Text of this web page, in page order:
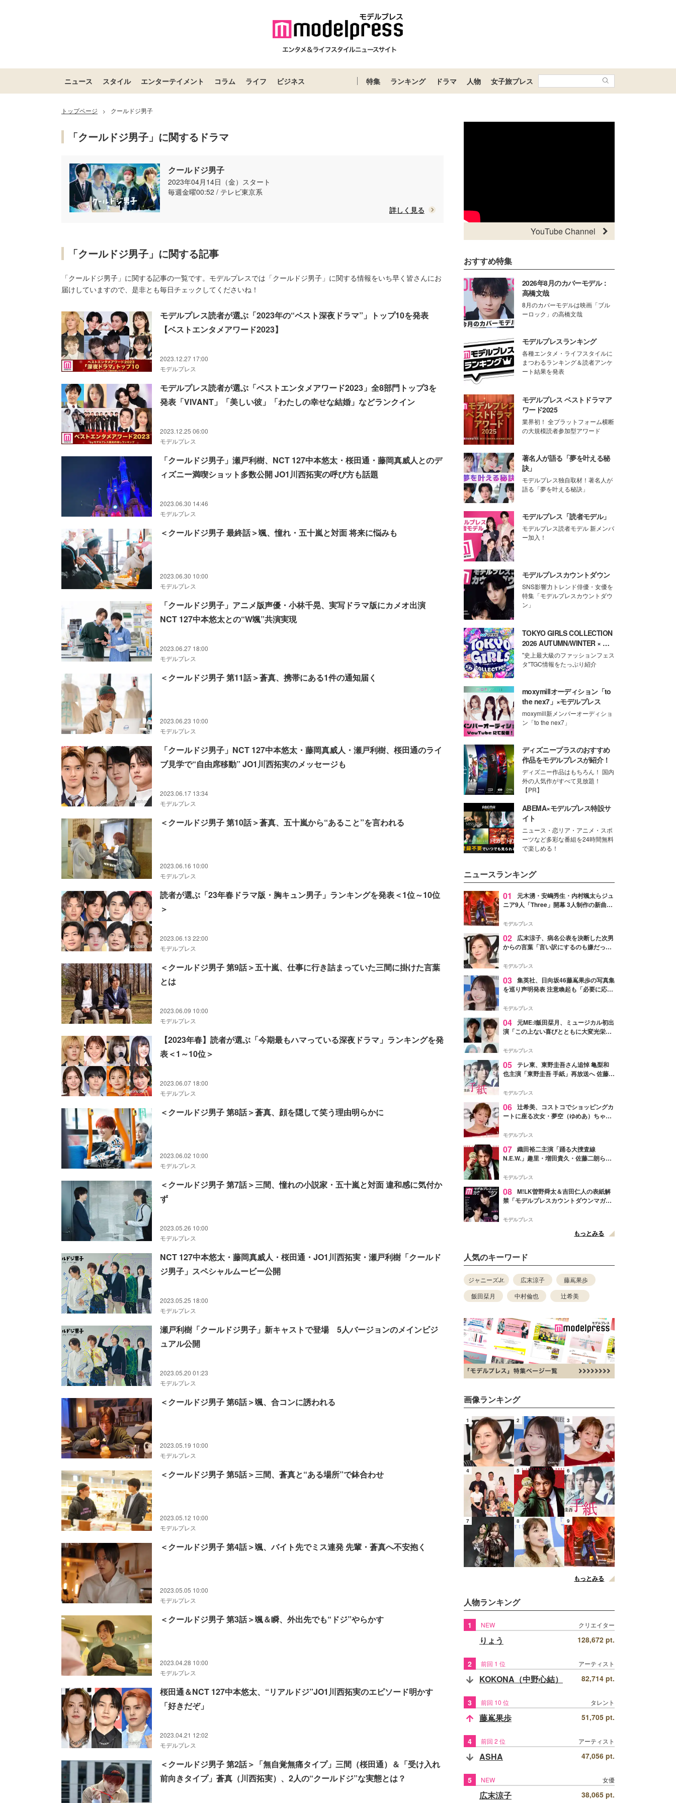
ニュース スタイル エンターテイメント コラム ライフ ビジネス 特集 ランキング ドラマ 人物 女子旅プレス
トップページ > クールドジ男子
「クールドジ男子」に関するドラマ
クールドジ男子
2023年04月14日（金）スタート
毎週金曜00:52 / テレビ東京系
詳しく見る
「クールドジ男子」に関する記事
「クールドジ男子」に関する記事の一覧です。モデルプレスでは「クールドジ男子」に関する情報をいち早く皆さんにお
届けしていますので、是非とも毎日チェックしてくださいね！
モデルプレス読者が選ぶ「2023年の“ベスト深夜ドラマ”」トップ10を発表
【ベストエンタメアワード2023】
2023.12.27 17:00
モデルプレス
モデルプレス読者が選ぶ「ベストエンタメアワード2023」全8部門トップ3を
発表「VIVANT」「美しい彼」「わたしの幸せな結婚」などランクイン
2023.12.25 06:00
モデルプレス
「クールドジ男子」瀬戸利樹、NCT 127中本悠太・桜田通・藤岡真威人とのデ
ィズニー満喫ショット多数公開 JO1川西拓実の呼び方も話題
2023.06.30 14:46
モデルプレス
＜クールドジ男子 最終話＞颯、憧れ・五十嵐と対面 将来に悩みも
2023.06.30 10:00
モデルプレス
「クールドジ男子」アニメ版声優・小林千晃、実写ドラマ版にカメオ出演
NCT 127中本悠太との“W颯”共演実現
2023.06.27 18:00
モデルプレス
＜クールドジ男子 第11話＞蒼真、携帯にある1件の通知届く
2023.06.23 10:00
モデルプレス
「クールドジ男子」NCT 127中本悠太・藤岡真威人・瀬戸利樹、桜田通のライ
ブ見学で“自由席移動” JO1川西拓実のメッセージも
2023.06.17 13:34
モデルプレス
＜クールドジ男子 第10話＞蒼真、五十嵐から“あること”を言われる
2023.06.16 10:00
モデルプレス
読者が選ぶ「23年春ドラマ版・胸キュン男子」ランキングを発表＜1位～10位
＞
2023.06.13 22:00
モデルプレス
＜クールドジ男子 第9話＞五十嵐、仕事に行き詰まっていた三間に掛けた言葉
とは
2023.06.09 10:00
モデルプレス
【2023年春】読者が選ぶ「今期最もハマっている深夜ドラマ」ランキングを発
表＜1～10位＞
2023.06.07 18:00
モデルプレス
＜クールドジ男子 第8話＞蒼真、顔を隠して笑う理由明らかに
2023.06.02 10:00
モデルプレス
＜クールドジ男子 第7話＞三間、憧れの小説家・五十嵐と対面 違和感に気付か
ず
2023.05.26 10:00
モデルプレス
NCT 127中本悠太・藤岡真威人・桜田通・JO1川西拓実・瀬戸利樹「クールド
ジ男子」スペシャルムービー公開
2023.05.25 18:00
モデルプレス
瀬戸利樹「クールドジ男子」新キャストで登場 5人バージョンのメインビジ
ュアル公開
2023.05.20 01:23
モデルプレス
＜クールドジ男子 第6話＞颯、合コンに誘われる
2023.05.19 10:00
モデルプレス
＜クールドジ男子 第5話＞三間、蒼真と“ある場所”で鉢合わせ
2023.05.12 10:00
モデルプレス
＜クールドジ男子 第4話＞颯、バイト先でミス連発 先輩・蒼真へ不安抱く
2023.05.05 10:00
モデルプレス
＜クールドジ男子 第3話＞颯＆瞬、外出先でも“ドジ”やらかす
2023.04.28 10:00
モデルプレス
桜田通＆NCT 127中本悠太、“リアルドジ”JO1川西拓実のエピソード明かす
「好きだぞ」
2023.04.21 12:02
モデルプレス
＜クールドジ男子 第2話＞「無自覚無痛タイプ」三間（桜田通）＆「受け入れ
前向きタイプ」蒼真（川西拓実）、2人の“クールドジ”な実態とは？
YouTube Channel
おすすめ特集
2026年8月のカバーモデル：
高橋文哉
8月のカバーモデルは映画「ブル
ーロック」の高橋文哉
モデルプレスランキング
各種エンタメ・ライフスタイルに
まつわるランキング＆読者アンケ
ート結果を発表
モデルプレス ベストドラマア
ワード2025
業界初！ 全プラットフォーム横断
の大規模読者参加型アワード
著名人が語る「夢を叶える秘
訣」
モデルプレス独自取材！著名人が
語る「夢を叶える秘訣」
モデルプレス「読者モデル」
モデルプレス読者モデル 新メンバ
ー加入！
モデルプレスカウントダウン
SNS影響力トレンド俳優・女優を
特集「モデルプレスカウントダウ
ン」
TOKYO GIRLS COLLECTION
2026 AUTUMN/WINTER × モ
デルプレス
"史上最大級のファッションフェス
タ"TGC情報をたっぷり紹介
moxymillオーディション「to
the nex7」×モデルプレス
moxymill新メンバーオーディショ
ン「to the nex7」
ディズニープラスのおすすめ
作品をモデルプレスが紹介！
ディズニー作品はもちろん！ 国内
外の人気作がすべて見放題！
【PR】
ABEMA×モデルプレス特設サ
イト
ニュース・恋リア・アニメ・スポ
ーツなど多彩な番組を24時間無料
で楽しめる！
ニュースランキング
01
元木湧・安嶋秀生・内村颯太らジュ
ニア9人「Three」開幕 3人制作の新曲＆
進んで夢を掴みたい」【ゲネプロレポ】
モデルプレス
02
広末涼子、病名公表を決断した次男
からの言葉「言い訳にするのも嫌だっ
モデルプレス
03 集英社、日向坂46藤嶌果歩の写真集
を巡り声明発表 注意喚起も「必要に応じ
モデルプレス
04 元ME:I飯田栞月、ミュージカル初出
演「この上ない喜びとともに大変光栄」
ャスト発表
モデルプレス
05 テレ東、東野圭吾さん追悼 亀梨和
也主演「東野圭吾 手紙」再放送へ 佐藤隆
モデルプレス
06 辻希美、コストコでショッピングカ
ートに座る次女・夢空（ゆめあ）ちゃん
ぎ」「成長を感じる」の声
モデルプレス
07 織田裕二主演「踊る大捜査線
N.E.W.」趣里・増田貴久・佐藤二朗ら新
徴する“謎のキーワード”も
モデルプレス
08 M!LK曽野舜太＆吉田仁人の表紙解
禁「モデルプレスカウントダウンマガジ
モデルプレス
もっとみる
人気のキーワード
ジャニーズJr. 広末涼子
藤嶌果歩
飯田栞月
中村倫也 辻希美
画像ランキング
1 2 3
4 5 6
7 8 9
もっとみる
人物ランキング
1 NEW クリエイター
りょう 128,672 pt.
2 前回 1 位 アーティスト
KOKONA（中野心結） 82,714 pt.
3 前回 10 位 タレント
藤嶌果歩 51,705 pt.
4 前回 2 位 アーティスト
ASHA 47,056 pt.
5 NEW 女優
広末涼子 38,065 pt.